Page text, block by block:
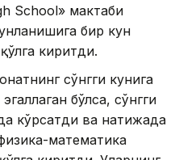
School» мактаби
бир кун
киритди.
сўнгги кунига
бўлса, сўнгги
кўрсатди ва натижада
математика